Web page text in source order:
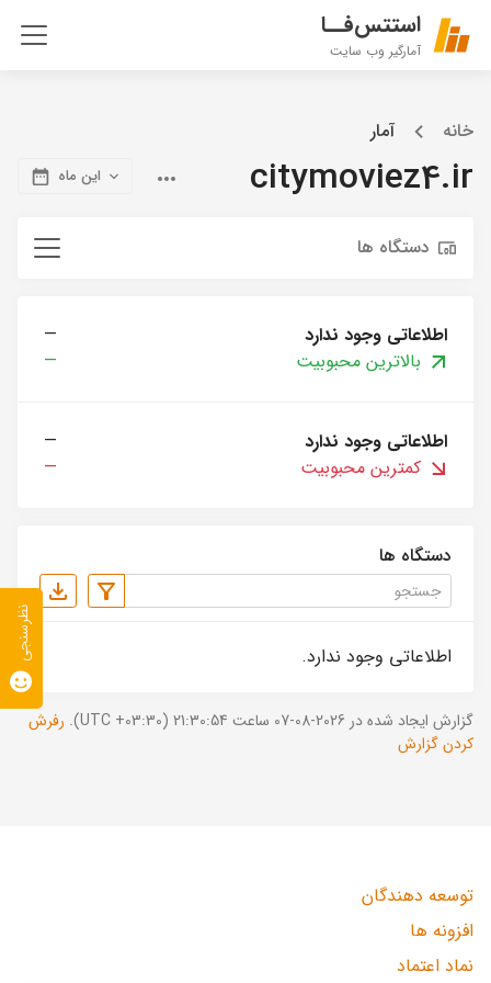
استتس‌فــا
آمارگیر وب سایت
خانه آمار
citymoviez4.ir این ماه
دستگاه ها
اطلاعاتی وجود ندارد
—
بالاترین محبوبیت
—
اطلاعاتی وجود ندارد
—
کمترین محبوبیت
—
دستگاه ها
اطلاعاتی وجود ندارد.
گزارش ایجاد شده در 2026-08-07 ساعت 21:30:54 (UTC +03:30).
رفرش
کردن گزارش
توسعه دهندگان
افزونه ها
نماد اعتماد
نظرسنجی